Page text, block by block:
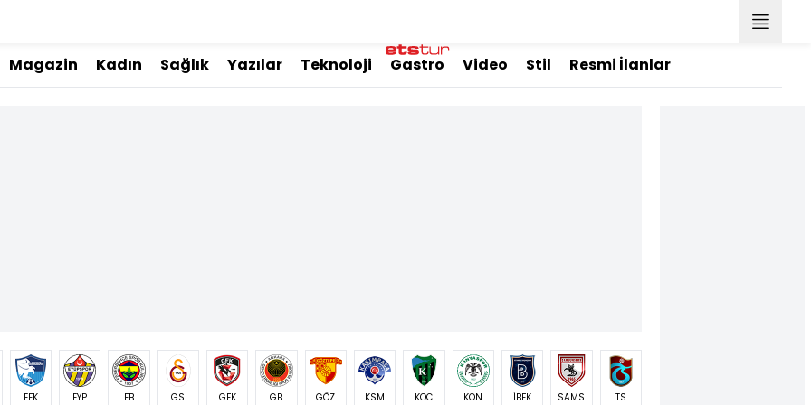
Magazin Kadın Sağlık Yazılar Teknoloji Gastro Video Stil Resmi İlanlar
EFK EYP FB GS GFK GB GÖZ KSM KOC KON İBFK SAMS TS